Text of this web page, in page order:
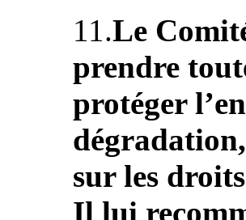
11.Le
prendre
protéger
sur les
Il lui